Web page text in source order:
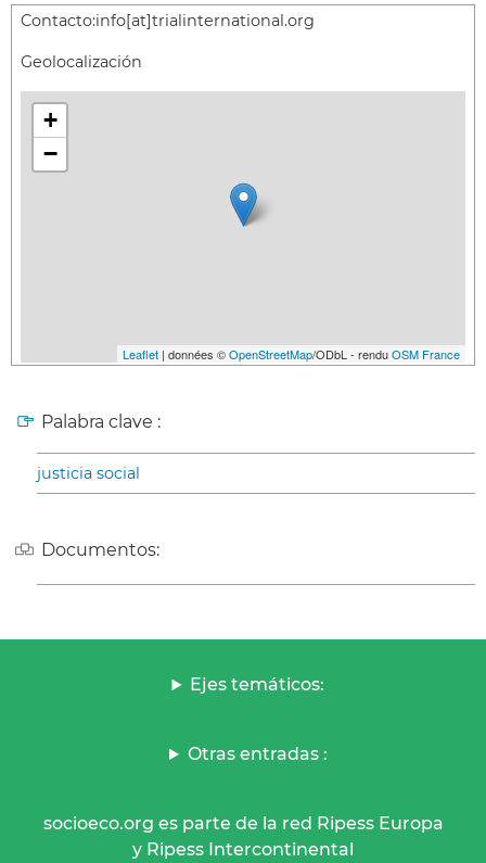
Contacto:info[at]trialinternational.org
Geolocalización
+
−
Leaflet | données ©OpenStreetMap/ODbL - renduOSM France
Palabra clave :
justicia social
Documentos:
Ejes temáticos:
Otras entradas :
socioeco.org es parte de la red Ripess Europa
y Ripess Intercontinental